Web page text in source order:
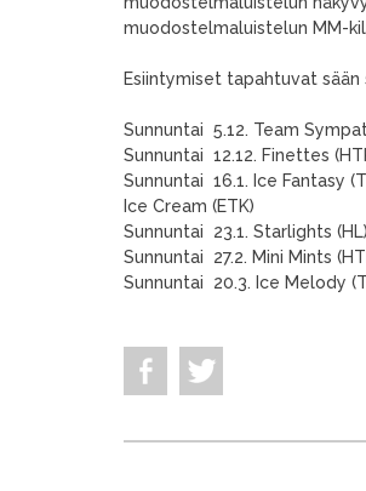
muodostelmaluistelun MM-
Esiintymiset tapahtuvat sään
Sunnuntai 5.12. Team
Sunnuntai 12.12. Finettes
Sunnuntai 16.1. Ice Fantasy
Ice Cream (ETK)
Sunnuntai 23.1. Starlights
Sunnuntai 27.2. Mini Mints
Sunnuntai 20.3. Ice Melody